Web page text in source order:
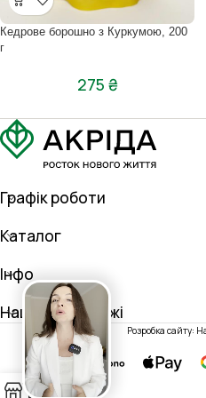
Кедрове борошно з Куркумою, 200
г
275 ₴
Графік роботи
Каталог
Інфо
Наші соц. мережі
Розробка сайту:
0